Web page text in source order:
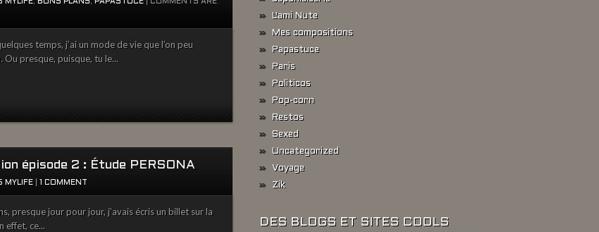
MYLIFE, BONS PLANS , PAPASTUCE
COMMENTS ARE
temps, j’ai un mode de vie que l’on peu
Ou presque, puisque, tu le...
épisode 2 : Étude PERSONA
MYLIFE 1 COMMENT
presque jour pour jour, j’avais écris un billet sur la
effet, ce...
L'ami Nute
Mes compositions
Papastuce
Paris
Politicos
Pop-corn
Restos
Sexed
Uncategorized
Voyage
Zik
DES BLOGS ET SITES COOLS